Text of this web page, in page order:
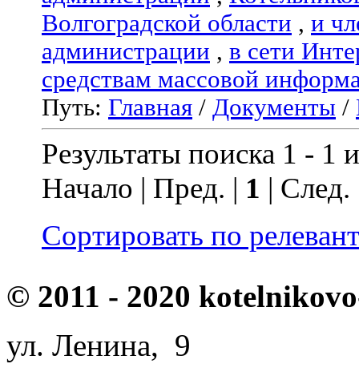
Волгоградской области , и
администрации , в сети
средствам массовой
Путь: Главная / Документы /
Результаты поиска 1 - 1
Начало | Пред. | 1 |
Сортировать по
© 2011 - 2020
ул. Ленина, 9